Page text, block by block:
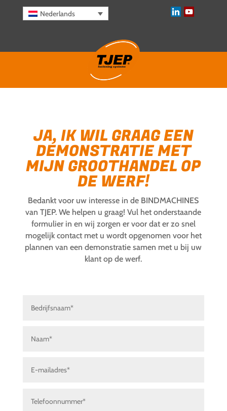
Nederlands
JA, IK WIL GRAAG EEN
DEMONSTRATIE MET
MIJN GROOTHANDEL OP
DE WERF!
Bedankt voor uw interesse in de BINDMACHINES
van TJEP. We helpen u graag! Vul het onderstaande
formulier in en wij zorgen er voor dat er zo snel
mogelijk contact met u wordt opgenomen voor het
plannen van een demonstratie samen met u bij uw
klant op de werf.